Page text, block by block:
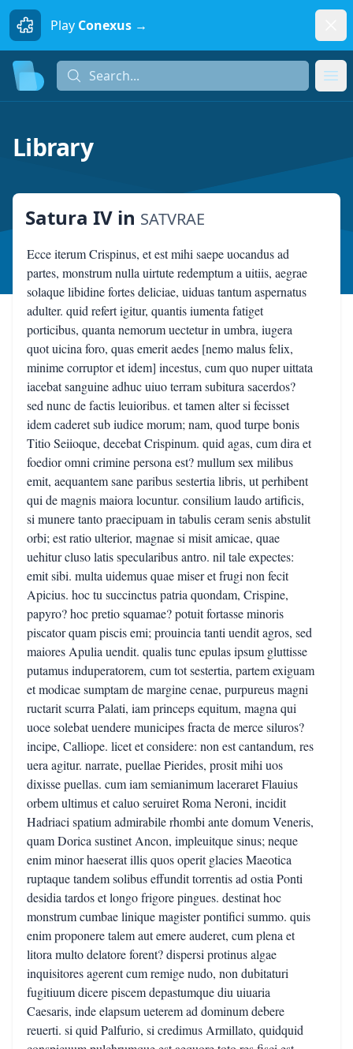
Play Conexus →
Search...
Library
Satura IV in SATVRAE
Ecce iterum Crispinus, et est mihi saepe uocandus ad
partes, monstrum nulla uirtute redemptum a uitiis, aegrae
solaque libidine fortes deliciae, uiduas tantum aspernatus
adulter. quid refert igitur, quantis iumenta fatiget
porticibus, quanta nemorum uectetur in umbra, iugera
quot uicina foro, quas emerit aedes [nemo malus felix,
minime corruptor et idem] incestus, cum quo nuper uittata
iacebat sanguine adhuc uiuo terram subitura sacerdos?
sed nunc de factis leuioribus. et tamen alter si fecisset
idem caderet sub iudice morum; nam, quod turpe bonis
Titio Seiioque, decebat Crispinum. quid agas, cum dira et
foedior omni crimine persona est? mullum sex milibus
emit, aequantem sane paribus sestertia libris, ut perhibent
qui de magnis maiora locuntur. consilium laudo artificis,
si munere tanto praecipuam in tabulis ceram senis abstulit
orbi; est ratio ulterior, magnae si misit amicae, quae
uehitur cluso latis specularibus antro. nil tale expectes:
emit sibi. multa uidemus quae miser et frugi non fecit
Apicius. hoc tu succinctus patria quondam, Crispine,
papyro? hoc pretio squamae? potuit fortasse minoris
piscator quam piscis emi; prouincia tanti uendit agros, sed
maiores Apulia uendit. qualis tunc epulas ipsum gluttisse
putamus induperatorem, cum tot sestertia, partem exiguam
et modicae sumptam de margine cenae, purpureus magni
ructarit scurra Palati, iam princeps equitum, magna qui
uoce solebat uendere municipes fracta de merce siluros?
incipe, Calliope. licet et considere: non est cantandum, res
uera agitur. narrate, puellae Pierides, prosit mihi uos
dixisse puellas. cum iam semianimum laceraret Flauius
orbem ultimus et caluo seruiret Roma Neroni, incidit
Hadriaci spatium admirabile rhombi ante domum Veneris,
quam Dorica sustinet Ancon, impleuitque sinus; neque
enim minor haeserat illis quos operit glacies Maeotica
ruptaque tandem solibus effundit torrentis ad ostia Ponti
desidia tardos et longo frigore pingues. destinat hoc
monstrum cumbae linique magister pontifici summo. quis
enim proponere talem aut emere auderet, cum plena et
litora multo delatore forent? dispersi protinus algae
inquisitores agerent cum remige nudo, non dubitaturi
fugitiuum dicere piscem depastumque diu uiuaria
Caesaris, inde elapsum ueterem ad dominum debere
reuerti. si quid Palfurio, si credimus Armillato, quidquid